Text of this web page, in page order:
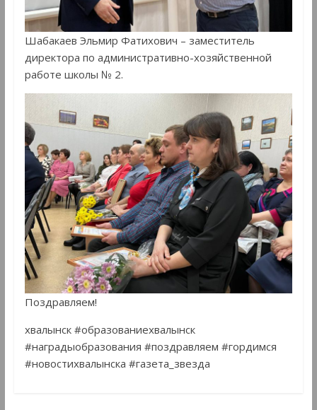
Шабакаев Эльмир Фатихович – заместитель
директора по административно-хозяйственной
работе школы № 2.
Поздравляем!
хвалынск #образованиехвалынск
#наградыобразования #поздравляем #гордимся
#новостихвалынска #газета_звезда